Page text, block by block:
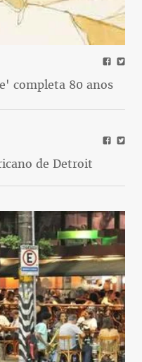
completa 80 anos
de Detroit